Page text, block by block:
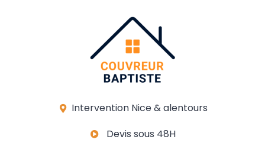
Intervention Nice & alentours
Devis sous 48H